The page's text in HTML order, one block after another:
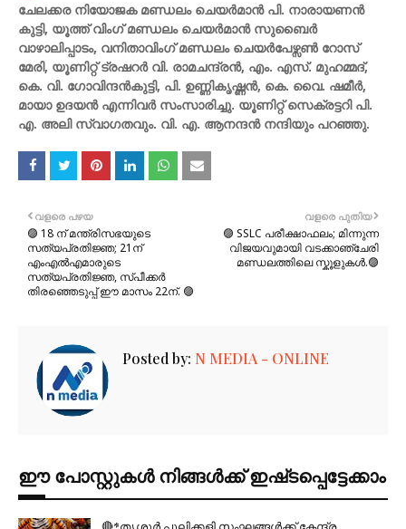
ചേലക്കര നിയോജക മണ്ഡലം ചെയർമാൻ പി. നാരായണൻ
കുട്ടി, യൂത്ത് വിംഗ് മണ്ഡലം ചെയർമാൻ സുബൈർ
വാഴാലിപ്പാടം, വനിതാവിംഗ് മണ്ഡലം ചെയർപേഴ്സൺ റോസ്
മേരി, യൂണിറ്റ് ട്രഷറർ വി. രാമചന്ദ്രൻ, എം. എസ്. മുഹമ്മദ്,
കെ. വി. ഗോവിന്ദൻകുട്ടി, പി. ഉണ്ണികൃഷ്ണൻ, കെ. വൈ. ഷമീർ,
മായാ ഉദയൻ എന്നിവർ സംസാരിച്ചു. യൂണിറ്റ് സെക്രട്ടറി പി.
എ. അലി സ്വാഗതവും. വി. എ. ആനന്ദൻ നന്ദിയും പറഞ്ഞു.
വളരെ പുതിയ
🟣 SSLC പരീക്ഷാഫലം; മിന്നുന്ന
വിജയവുമായി വടക്കാഞ്ചേരി
മണ്ഡലത്തിലെ സ്കൂളുകൾ.🟣
വളരെ പഴയ
🟣 18 ന് മന്ത്രിസഭയുടെ
സത്യപ്രതിജ്ഞ; 21ന്
എംഎല്‍എമാരുടെ
സത്യപ്രതിജ്ഞ, സ്പീക്കര്‍
തിരഞ്ഞെടുപ്പ് ഈ മാസം 22ന്. 🟣
Posted by: N MEDIA - ONLINE
ഈ പോസ്റ്റുകൾ നിങ്ങൾക്ക് ഇഷ്‌‌ടപ്പെട്ടേക്കാം